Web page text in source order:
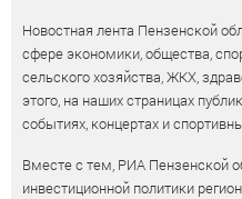
Новостная лента Пензенской
сфере экономики, общества,
сельского хозяйства, ЖКХ,
этого, на наших страницах
событиях, концертах и
Вместе с тем, РИА Пензенской
инвестиционной политики